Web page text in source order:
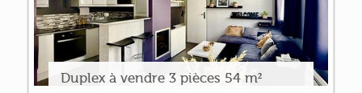
Duplex à vendre 3 pièces 54 m²